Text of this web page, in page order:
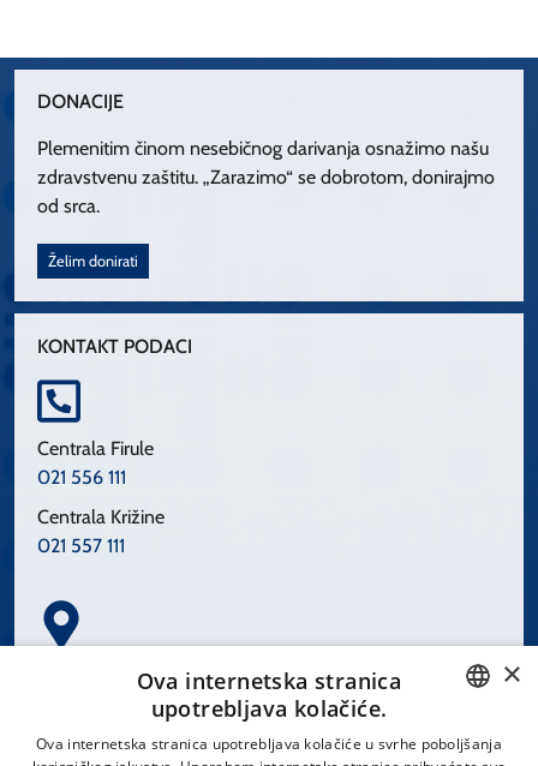
DONACIJE
Plemenitim činom nesebičnog darivanja osnažimo našu
zdravstvenu zaštitu. „Zarazimo“ se dobrotom, donirajmo
od srca.
Želim donirati
KONTAKT PODACI
Centrala Firule
021 556 111
Centrala Križine
021 557 111
Spinčićeva 1, 21000 Split
CROATIAN
×
Ova internetska stranica
upotrebljava kolačiće.
Ova internetska stranica upotrebljava kolačiće u svrhe poboljšanja